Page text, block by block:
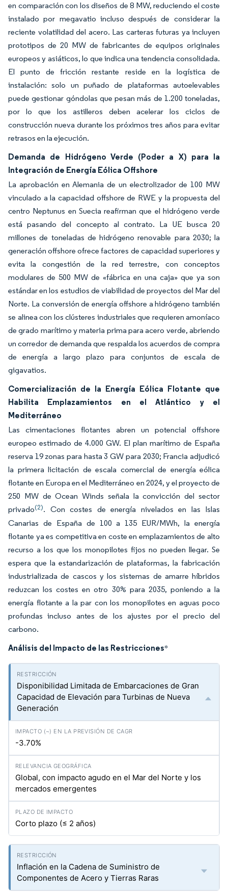
en comparación con los diseños de 8 MW, reduciendo el coste
instalado por megavatio incluso después de considerar la
reciente volatilidad del acero. Las carteras futuras ya incluyen
prototipos de 20 MW de fabricantes de equipos originales
europeos y asiáticos, lo que indica una tendencia consolidada.
El punto de fricción restante reside en la logística de
instalación: solo un puñado de plataformas autoelevables
puede gestionar góndolas que pesan más de 1.200 toneladas,
por lo que los astilleros deben acelerar los ciclos de
construcción nueva durante los próximos tres años para evitar
retrasos en la ejecución.
Demanda de Hidrógeno Verde (Poder a X) para la
Integración de Energía Eólica Offshore
La aprobación en Alemania de un electrolizador de 100 MW
vinculado a la capacidad offshore de RWE y la propuesta del
centro Neptunus en Suecia reafirman que el hidrógeno verde
está pasando del concepto al contrato. La UE busca 20
millones de toneladas de hidrógeno renovable para 2030; la
generación offshore ofrece factores de capacidad superiores y
evita la congestión de la red terrestre, con conceptos
modulares de 500 MW de «fábrica en una caja» que ya son
estándar en los estudios de viabilidad de proyectos del Mar del
Norte. La conversión de energía offshore a hidrógeno también
se alinea con los clústeres industriales que requieren amoníaco
de grado marítimo y materia prima para acero verde, abriendo
un corredor de demanda que respalda los acuerdos de compra
de energía a largo plazo para conjuntos de escala de
gigavatios.
Comercialización de la Energía Eólica Flotante que
Habilita Emplazamientos en el Atlántico y el
Mediterráneo
Las cimentaciones flotantes abren un potencial offshore
europeo estimado de 4.000 GW. El plan marítimo de España
reserva 19 zonas para hasta 3 GW para 2030; Francia adjudicó
la primera licitación de escala comercial de energía eólica
flotante en Europa en el Mediterráneo en 2024, y el proyecto de
250 MW de Ocean Winds señala la convicción del sector
privado(2). Con costes de energía nivelados en las Islas
Canarias de España de 100 a 135 EUR/MWh, la energía
flotante ya es competitiva en coste en emplazamientos de alto
recurso a los que los monopilotes fijos no pueden llegar. Se
espera que la estandarización de plataformas, la fabricación
industrializada de cascos y los sistemas de amarre híbridos
reduzcan los costes en otro 30% para 2035, poniendo a la
energía flotante a la par con los monopilotes en aguas poco
profundas incluso antes de los ajustes por el precio del
carbono.
Análisis del Impacto de las Restricciones*
Disponibilidad Limitada de Embarcaciones de Gran
Capacidad de Elevación para Turbinas de Nueva
Generación
-3.70%
Global, con impacto agudo en el Mar del Norte y los
mercados emergentes
Corto plazo (≤ 2 años)
Inflación en la Cadena de Suministro de
Componentes de Acero y Tierras Raras